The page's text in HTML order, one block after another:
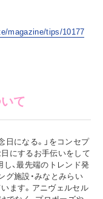
magazine/tips/10177
て
日になる。」をコンセプ
にするお手伝いをして
し、最先端のトレンド発
グ施設・みなとみらい
ます。アニヴェルセル